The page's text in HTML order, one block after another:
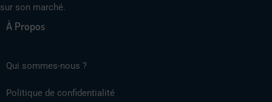
sur son marché.
À Propos
Qui sommes-nous ?
Politique de confidentialité